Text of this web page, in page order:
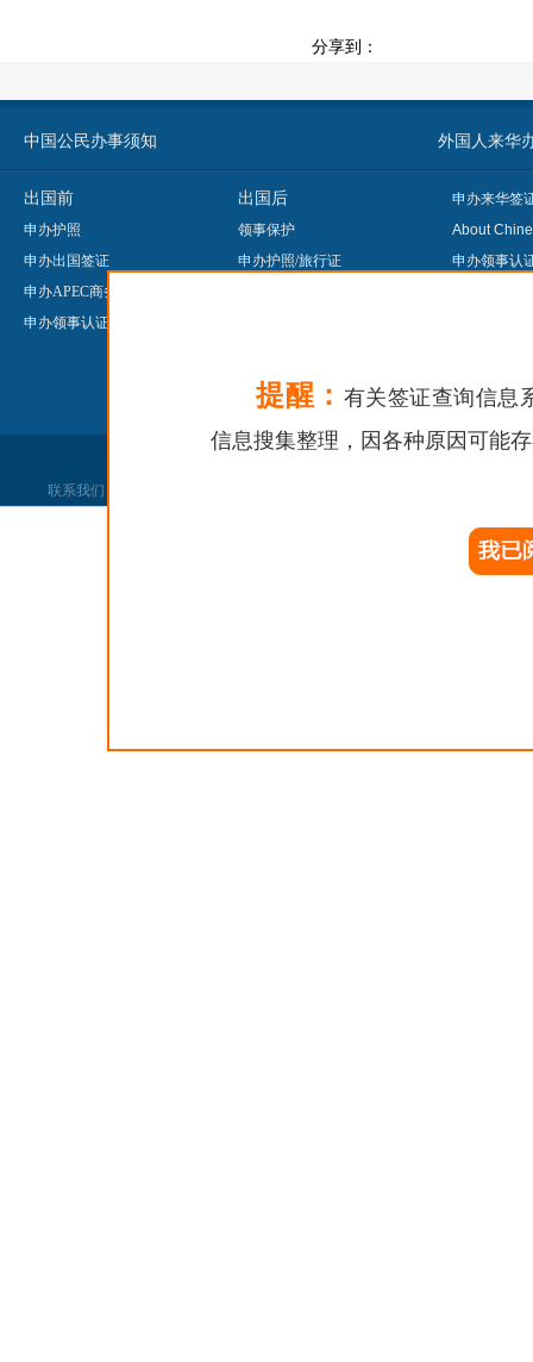
分享到：
中国公民办事须知 外国人来华
出国前
申办护照
申办出国签证
申办APEC商务旅行卡
申办领事认证
出国后
领事保护
申办护照/旅行证
申办来华签
About
申办领事认
联系我们
提醒： 有关签证查询信息
信息搜集整理，因各种原因可能